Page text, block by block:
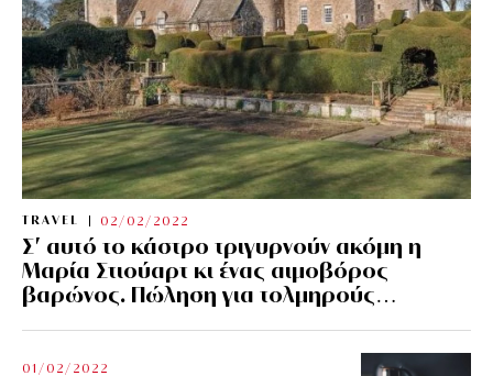
TRAVEL 02/02/2022
Σ’ αυτό το κάστρο τριγυρνούν ακόμη η
Μαρία Στιούαρτ κι ένας αιμοβόρος
βαρώνος. Πώληση για τολμηρούς…
01/02/2022